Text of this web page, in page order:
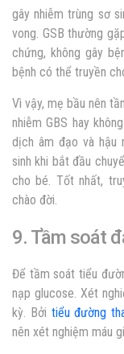
gây nhiễm trùng sơ
vong. GSB thường
chứng, không gây
bệnh có thể truyền
Vì vậy, mẹ bầu nên
nhiễm GBS hay
dịch âm đạo và hậu
sinh khi bắt đầu
cho bé. Tốt nhất,
chào đời.
9. Tầm soát
Để tầm soát tiểu
nạp glucose. Xét
kỳ. Bởi tiểu đường
nên xét nghiệm máu